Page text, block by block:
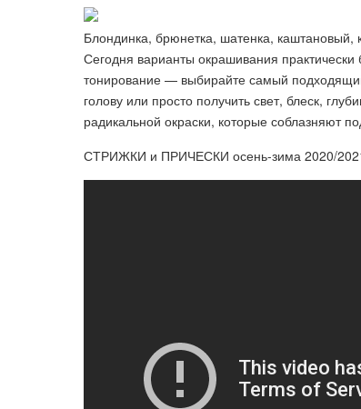
Блондинка, брюнетка, шатенка,
Сегодня варианты окрашивания
тонирование — выбирайте самый
голову или просто получить свет, блеск,
радикальной окраски, которые соблазняют
СТРИЖКИ и ПРИЧЕСКИ осень-зима 2020/